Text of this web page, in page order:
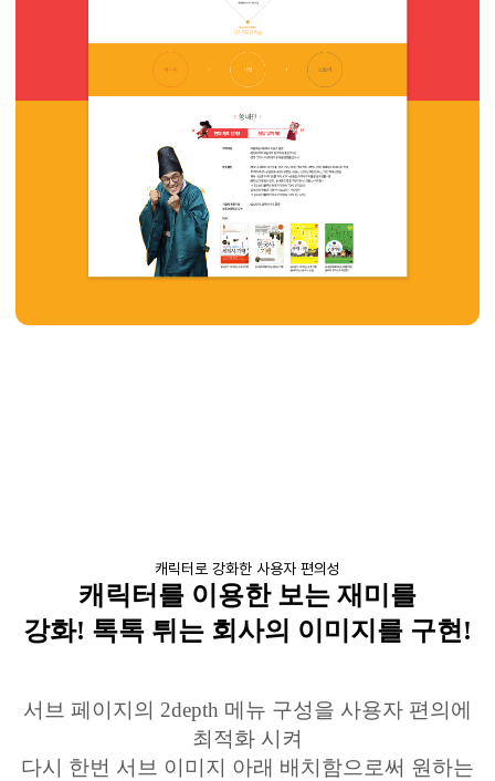
캐릭터로 강화한 사용자 편의성
캐릭터를 이용한 보는 재미를
강화! 톡톡 튀는 회사의 이미지를 구현!
서브 페이지의 2depth 메뉴 구성을 사용자 편의에
최적화 시켜
다시 한번 서브 이미지 아래 배치함으로써 원하는